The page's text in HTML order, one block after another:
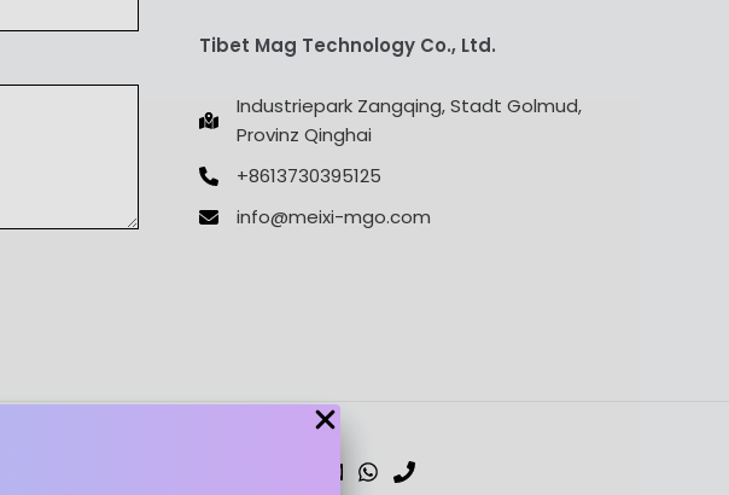
Tibet Mag Technology Co., Ltd.
Industriepark Zangqing, Stadt Golmud,
Provinz Qinghai
+8613730395125
info@meixi-mgo.com